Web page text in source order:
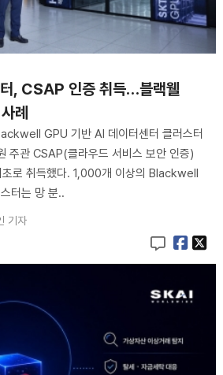
터, CSAP 인증 취득…블랙웰
례
GPU 기반 AI 데이터센터 클러스터
주관 CSAP(클라우드 서비스 보안 인증)
로 취득했다. 1,000개 이상의 Blackwell
터는 망 분..
기자